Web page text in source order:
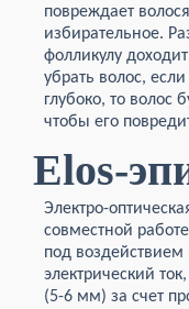
повреждает
избирательное.
фолликулу
убрать волос,
глубоко, то волос
чтобы его
Elos-
Электро-
совместной
под воздействием
электрический
(5-6 мм) за счет